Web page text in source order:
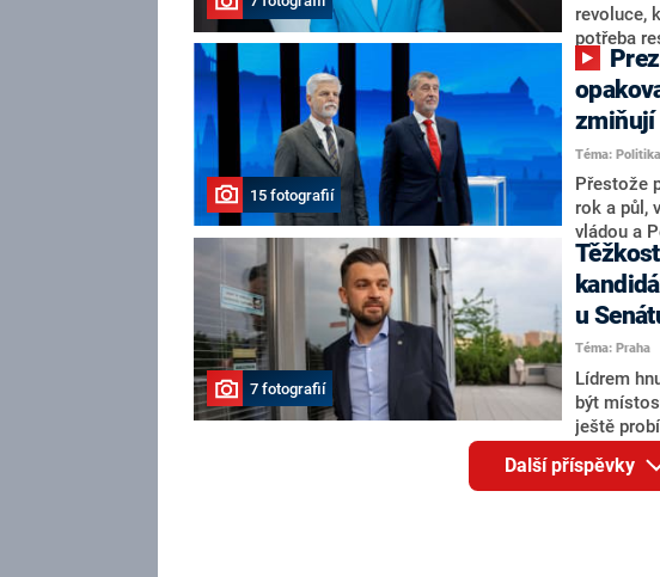
značně
nemá
revoluce,
potřeba
rozhovoru
ohledně
Tejce (za
práva
adresu
vrátila k
hnutí
15 fotografií
zmiňují
Téma: Politika
Přestože
rok a půl,
vládou a
tom,
koalice.
jméno
bude
7 fotografií
u
Téma: Praha
Lídrem
být
ještě
Jana
redakci
Benkovič.
Další příspěvky